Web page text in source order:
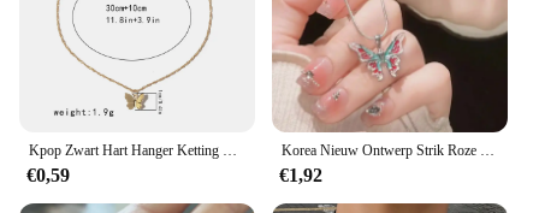
Kpop Zwart Hart Hanger Ketting Punk Shiny Rhinestone Ster Asymmetrische Collier Voor Vrouwen Hals Ketting Y2K Sieraden
€0,59
Korea Nieuw Ontwerp Strik Roze Zirkoon Kruis Hanger Kettingen Mode Temperament Sleutelbeen Keten voor Vrouwen Trendy Partij Sieraden
€1,92